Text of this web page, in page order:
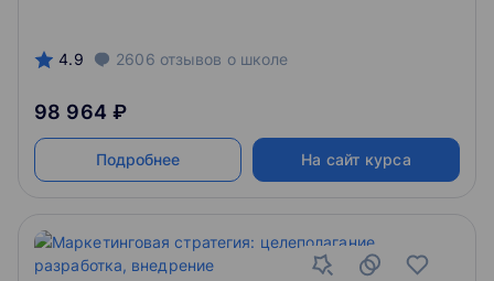
4.9 2606 отзывов о школе
98 964 ₽
Подробнее На сайт курса